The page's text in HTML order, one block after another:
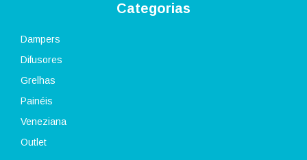
Categorias
Dampers
Difusores
Grelhas
Painéis
Veneziana
Outlet